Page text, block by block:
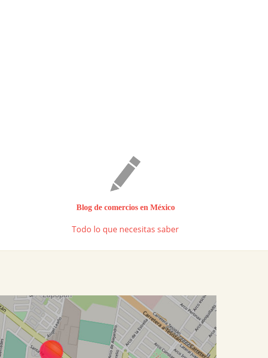
Blog de comercios en México
Todo lo que necesitas saber